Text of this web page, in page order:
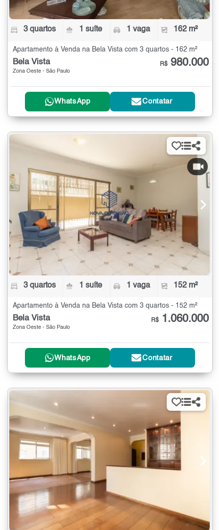
3 quartos 1 suíte 1 vaga 162 m²
Apartamento à Venda na Bela Vista com 3 quartos - 162 m²
Bela Vista
Zona Oeste - São Paulo
R$ 980.000
WhatsApp Contatar
3 quartos 1 suíte 1 vaga 152 m²
Apartamento à Venda na Bela Vista com 3 quartos - 152 m²
Bela Vista
Zona Oeste - São Paulo
R$ 1.060.000
WhatsApp Contatar